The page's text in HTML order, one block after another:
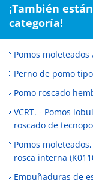
¡También
categoría!
Pomos
Perno de pomo
Pomo roscado
VCRT. - Pomos
roscado de
Pomos
rosca interna
Empuñaduras de